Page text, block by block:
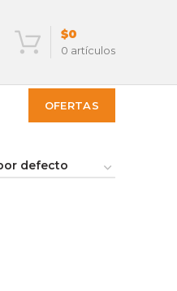
0 artículos
$0
OFERTAS